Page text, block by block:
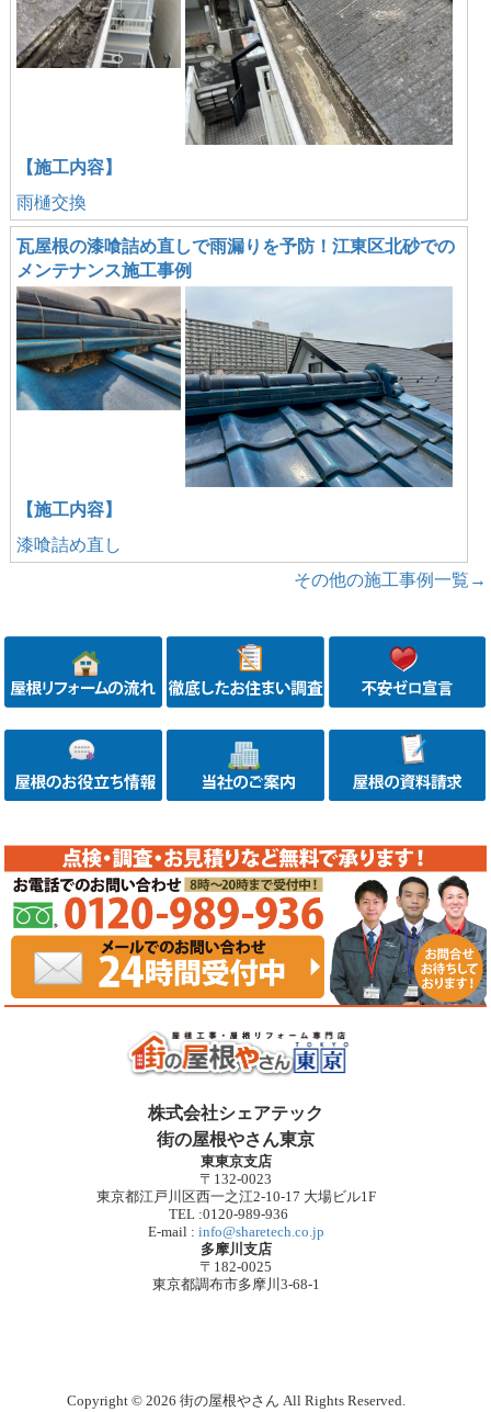
【施工内容】
雨樋交換
瓦屋根の漆喰詰め直しで雨漏りを予防！江東区北砂での
メンテナンス施工事例
【施工内容】
漆喰詰め直し
その他の施工事例一覧→
株式会社シェアテック
街の屋根やさん東京
東東京支店
〒132-0023
東京都江戸川区西一之江2-10-17 大場ビル1F
TEL :0120-989-936
E-mail : info@sharetech.co.jp
多摩川支店
〒182-0025
東京都調布市多摩川3-68-1
Copyright © 2026 街の屋根やさん All Rights Reserved.